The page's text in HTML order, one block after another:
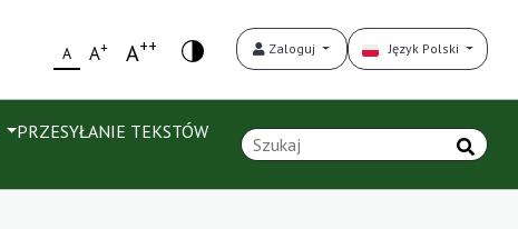
A A+ A++ Zaloguj Język Polski
PRZESYŁANIE TEKSTÓW